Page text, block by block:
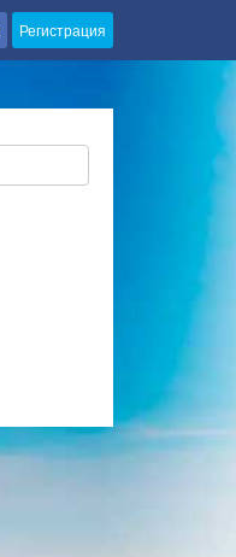
Регистрация